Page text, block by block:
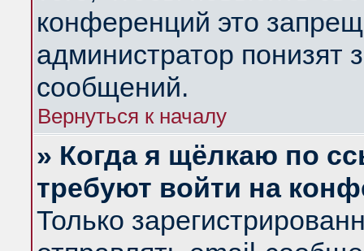
конференций это
администратор понизят
сообщений.
Вернуться к началу
» Когда я щёлкаю по
требуют войти на
Только